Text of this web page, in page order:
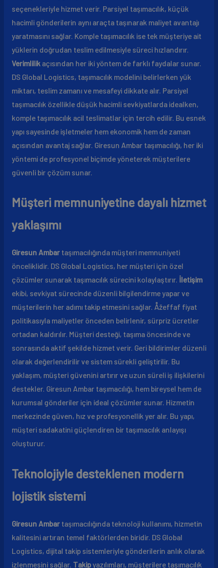
seçenekleriyle hizmet verir. Parsiyel taşımacılık, küçük
hacimli gönderilerin aynı araçta taşınarak maliyet avantajı
yaratmasını sağlar. Komple taşımacılık ise tek müşteriye ait
yüklerin doğrudan teslim edilmesiyle süreci hızlandırır.
Verimlilikaçısından her iki yöntem de farklı faydalar sunar.
DS Global Logistics, taşımacılık modelini belirlerken yük
miktarı, teslim zamanı ve mesafeyi dikkate alır. Parsiyel
taşımacılık özellikle düşük hacimli sevkiyatlarda idealken,
komple taşımacılık acil teslimatlar için tercih edilir. Bu esnek
yapı sayesinde işletmeler hem ekonomik hem de zaman
açısından avantaj sağlar. Giresun Ambar taşımacılığı, her iki
yöntemi de profesyonel biçimde yöneterek müşterilere
güvenli bir çözüm sunar.
Müşteri memnuniyetine dayalı hizmet
yaklaşımı
Giresun Ambartaşımacılığında müşteri memnuniyeti
önceliklidir. DS Global Logistics, her müşteri için özel
çözümler sunarak taşımacılık sürecini kolaylaştırır. İletişim
ekibi, sevkiyat sürecinde düzenli bilgilendirme yapar ve
müşterilerin her adımı takip etmesini sağlar. Åžeffaf fiyat
politikasıyla maliyetler önceden belirlenir, sürpriz ücretler
ortadan kaldırılır. Müşteri desteği, taşıma öncesinde ve
sonrasında aktif şekilde hizmet verir. Geri bildirimler düzenli
olarak değerlendirilir ve sistem sürekli geliştirilir. Bu
yaklaşım, müşteri güvenini artırır ve uzun süreli iş ilişkilerini
destekler. Giresun Ambar taşımacılığı, hem bireysel hem de
kurumsal gönderiler için ideal çözümler sunar. Hizmetin
merkezinde güven, hız ve profesyonellik yer alır. Bu yapı,
müşteri sadakatini güçlendiren bir taşımacılık anlayışı
oluşturur.
Teknolojiyle desteklenen modern
lojistik sistemi
Giresun Ambartaşımacılığında teknoloji kullanımı, hizmetin
kalitesini artıran temel faktörlerden biridir. DS Global
Logistics, dijital takip sistemleriyle gönderilerin anlık olarak
izlenmesini sağlar. Takipyazılımları, müşterilere taşımacılık